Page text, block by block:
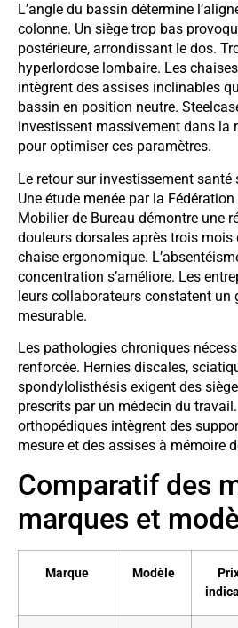
L’angle du bassin détermine
colonne. Un siège trop bas
postérieure, arrondissant le dos.
hyperlordose lombaire. Les
intègrent des assises inclinables
bassin en position neutre.
investissent massivement dans la
pour optimiser ces paramètres.
Le retour sur investissement santé
Une étude menée par la
Mobilier de Bureau démontre une
douleurs dorsales après trois mois
chaise ergonomique.
concentration s’améliore. Les
leurs collaborateurs constatent un
mesurable.
Les pathologies chroniques
renforcée. Hernies discales,
spondylolisthésis exigent des
prescrits par un médecin du
orthopédiques intègrent des
mesure et des assises à mémoire
Comparatif des
marques et
Marque Modèle